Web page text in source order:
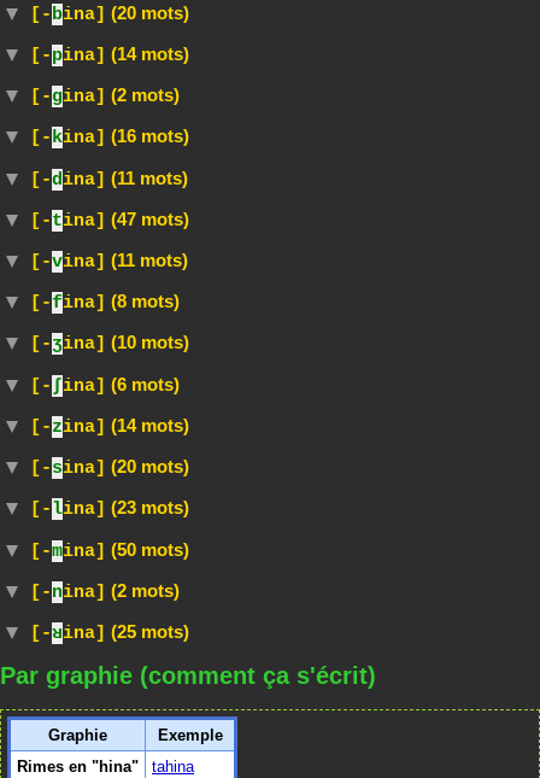
[-bina] (20 mots)
[-pina] (14 mots)
[-gina] (2 mots)
[-kina] (16 mots)
[-dina] (11 mots)
[-tina] (47 mots)
[-vina] (11 mots)
[-fina] (8 mots)
[-ʒina] (10 mots)
[- ∫ina] (6 mots)
[-zina] (14 mots)
[-sina] (20 mots)
[-lina] (23 mots)
[-mina] (50 mots)
[-nina] (2 mots)
[-ʁina] (25 mots)
Par graphie (comment ça s'écrit)
Graphie
Exemple
Rimes en "hina"
tahina